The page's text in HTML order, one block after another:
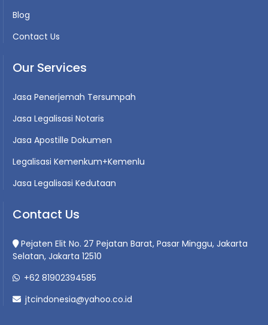
Blog
Contact Us
Our Services
Jasa Penerjemah Tersumpah
Jasa Legalisasi Notaris
Jasa Apostille Dokumen
Legalisasi Kemenkum+Kemenlu
Jasa Legalisasi Kedutaan
Contact Us
Pejaten Elit No. 27 Pejatan Barat, Pasar Minggu, Jakarta
Selatan, Jakarta 12510
+62 81902394585
jtcindonesia@yahoo.co.id